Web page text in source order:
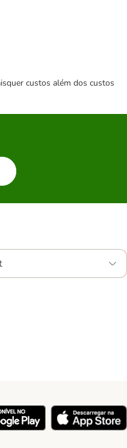
custos além dos custos